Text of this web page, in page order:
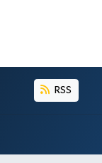
RSS